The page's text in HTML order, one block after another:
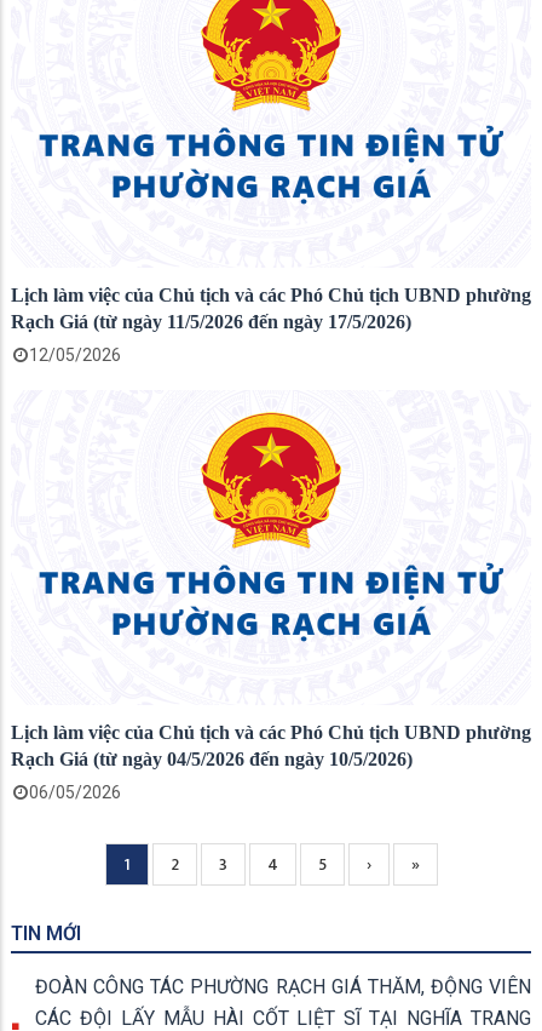
Lịch làm việc của Chủ tịch và các Phó Chủ tịch UBND phường
Rạch Giá (từ ngày 11/5/2026 đến ngày 17/5/2026)
12/05/2026
Lịch làm việc của Chủ tịch và các Phó Chủ tịch UBND phường
Rạch Giá (từ ngày 04/5/2026 đến ngày 10/5/2026)
06/05/2026
Current
page
1 Page
2 Page
3 Page
4 Page
5
Next
page
›
Trang
cuối
»
TIN MỚI
ĐOÀN CÔNG TÁC PHƯỜNG RẠCH GIÁ THĂM, ĐỘNG VIÊN
CÁC ĐỘI LẤY MẪU HÀI CỐT LIỆT SĨ TẠI NGHĨA TRANG